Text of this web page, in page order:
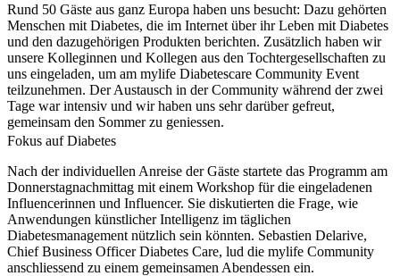
Rund 50 Gäste aus ganz Europa haben uns besucht: Dazu gehörten
Menschen mit Diabetes, die im Internet über ihr Leben mit Diabetes
und den dazugehörigen Produkten berichten. Zusätzlich haben wir
unsere Kolleginnen und Kollegen aus den Tochtergesellschaften zu
uns eingeladen, um am mylife Diabetescare Community Event
teilzunehmen. Der Austausch in der Community während der zwei
Tage war intensiv und wir haben uns sehr darüber gefreut,
gemeinsam den Sommer zu geniessen.
Fokus auf Diabetes
Nach der individuellen Anreise der Gäste startete das Programm am
Donnerstagnachmittag mit einem Workshop für die eingeladenen
Influencerinnen und Influencer. Sie diskutierten die Frage, wie
Anwendungen künstlicher Intelligenz im täglichen
Diabetesmanagement nützlich sein könnten. Sebastien Delarive,
Chief Business Officer Diabetes Care, lud die mylife Community
anschliessend zu einem gemeinsamen Abendessen ein.